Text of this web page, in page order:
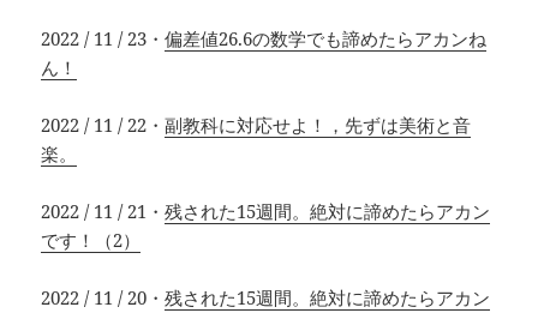
2022 / 11 / 23・偏差値26.6の数学でも諦めたらアカンね
ん！
2022 / 11 / 22・副教科に対応せよ！，先ずは美術と音
楽。
2022 / 11 / 21・残された15週間。絶対に諦めたらアカン
です！（2）
2022 / 11 / 20・残された15週間。絶対に諦めたらアカン